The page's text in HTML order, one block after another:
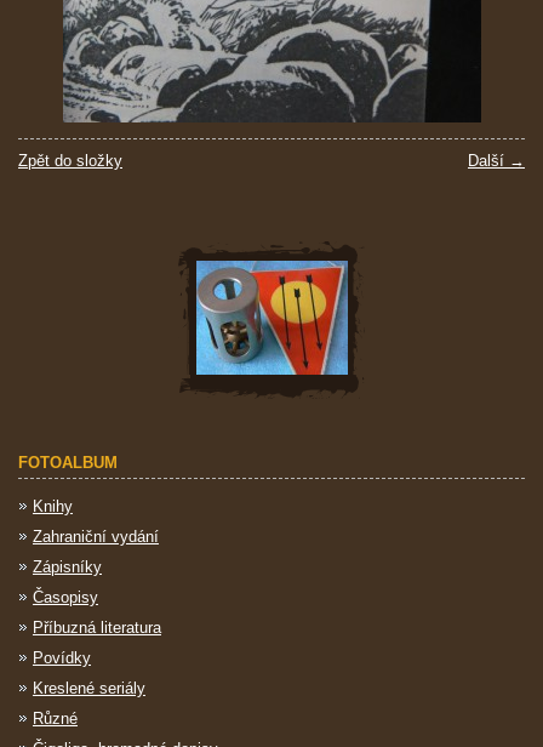
Další →
Zpět do složky
FOTOALBUM
Knihy
Zahraniční vydání
Zápisníky
Časopisy
Příbuzná literatura
Povídky
Kreslené seriály
Různé